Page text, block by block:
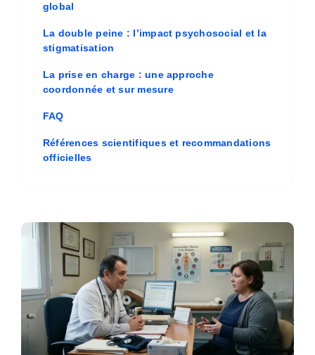
global
La double peine : l’impact psychosocial et la
stigmatisation
La prise en charge : une approche
coordonnée et sur mesure
FAQ
Références scientifiques et recommandations
officielles